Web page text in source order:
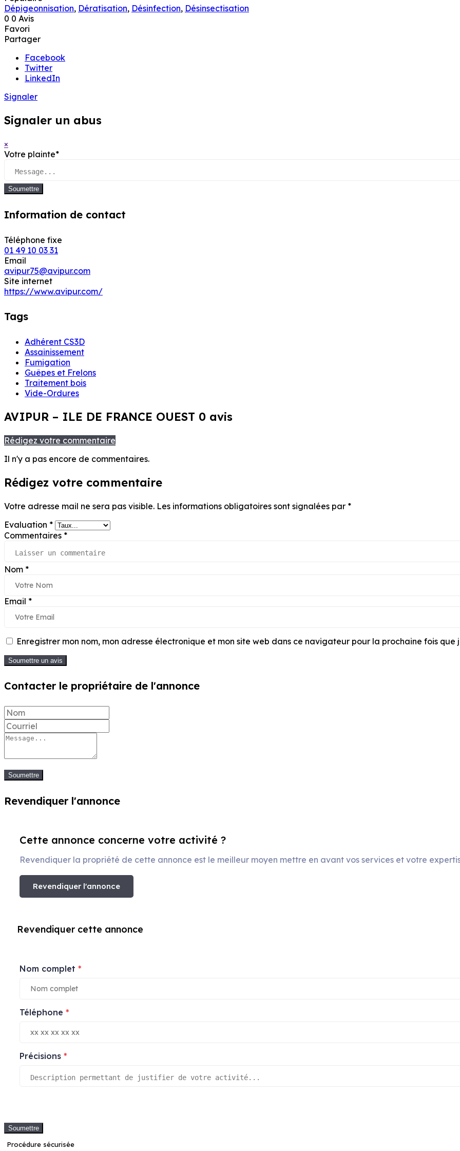
Dépigeonnisation, Dératisation, Désinfection, Désinsectisation
0 0 Avis
Favori
Partager
Facebook
Twitter
LinkedIn
Signaler
Signaler un abus
×
Votre plainte*
Soumettre
Information de contact
Téléphone fixe
01 49 10 03 31
Email
avipur75@avipur.com
Site internet
https://www.avipur.com/
Tags
Adhérent CS3D
Assainissement
Fumigation
Guêpes et Frelons
Traitement bois
Vide-Ordures
AVIPUR – ILE DE FRANCE OUEST 0 avis
Rédigez votre commentaire
Il n'y a pas encore de commentaires.
Rédigez votre commentaire
Votre adresse mail ne sera pas visible. Les informations obligatoires sont signalées par *
Evaluation *
Commentaires *
Nom *
Email *
Enregistrer mon nom, mon adresse électronique et mon site web dans ce navigateur pour la prochaine fois que
Soumettre un avis
Contacter le propriétaire de l'annonce
Soumettre
Revendiquer l'annonce
Cette annonce concerne votre activité ?
Revendiquer la propriété de cette annonce est le meilleur moyen mettre en avant vos services et votre
Revendiquer l'annonce
Revendiquer cette annonce
Nom complet *
Téléphone *
Précisions *
Soumettre
Procédure sécurisée